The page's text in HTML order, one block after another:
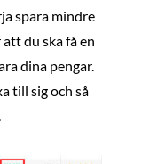
spara mindre
du ska få en
dina pengar.
till sig och så